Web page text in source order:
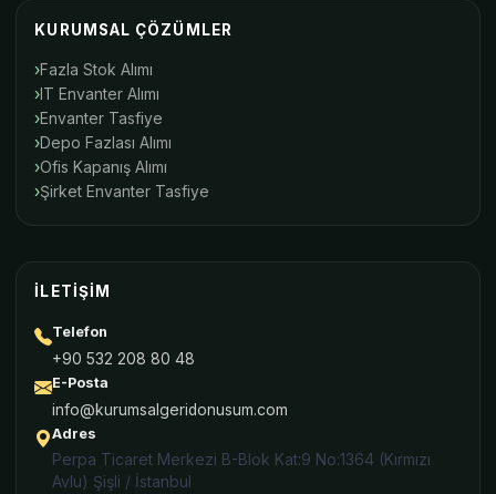
KURUMSAL ÇÖZÜMLER
Fazla Stok Alımı
IT Envanter Alımı
Envanter Tasfiye
Depo Fazlası Alımı
Ofis Kapanış Alımı
Şirket Envanter Tasfiye
İLETIŞIM
Telefon
+90 532 208 80 48
E-Posta
info@kurumsalgeridonusum.com
Adres
Perpa Ticaret Merkezi B-Blok Kat:9 No:1364 (Kırmızı
Avlu) Şişli / İstanbul